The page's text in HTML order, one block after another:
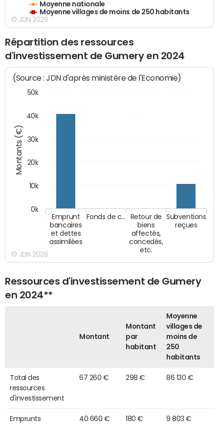
Moyenne nationale
Moyenne villages de moins de 250 habitants
© JDN 2026
Répartition des ressources
d'investissement de Gumery en 2024
Montants (€)
(Source : JDN d'après ministère de l'Economie)
Emprunt
bancaires
et dettes
assimilées
Fonds de c…
Retour de
biens
affectés,
concedés,
etc.
Subventions
reçues
0k
10k
20k
30k
40k
50k
© JDN 2026
Ressources d'investissement de Gumery
en 2024**
Montant
Montant
par
habitant
Moyenne
villages de
moins de
250
habitants
Total des
ressources
d'investissement
67 260 € 298 € 86 130 €
Emprunts 40 660 € 180 € 9 803 €